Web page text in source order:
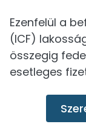
Ezenfelül a
(ICF)
összegig
esetleges